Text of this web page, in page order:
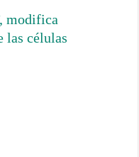
modifica
las células